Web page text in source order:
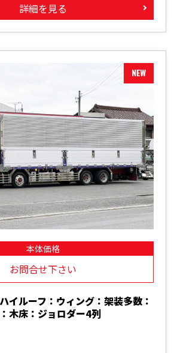
詳細を見る
本体価格
お問合せ下さい
イルーフ：ウィング：架装多数：
木床：ジョロダー4列